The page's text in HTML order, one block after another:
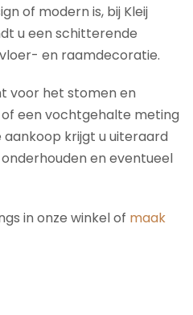
of modern is, bij Kleij
u een schitterende
en raamdecoratie.
voor het stomen en
een vochtgehalte meting
aankoop krijgt u uiteraard
en eventueel
in onze winkel of maak